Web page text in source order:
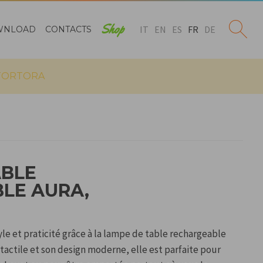
CONTACTS Shop IT EN ES FR DE
AURA,
et praticité grâce à la lampe de table rechargeable
et son design moderne, elle est parfaite pour